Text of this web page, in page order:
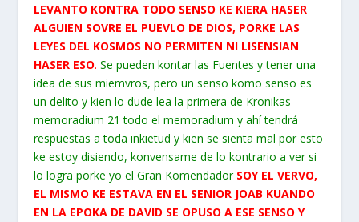
LEVANTO KONTRA TODO SENSO KE KIERA HASER
ALGUIEN SOVRE EL PUEVLO DE DIOS, PORKE LAS
LEYES DEL KOSMOS NO PERMITEN NI LISENSIAN
HASER ESO. Se pueden kontar las Fuentes y tener una
idea de sus miemvros, pero un senso komo senso es
un delito y kien lo dude lea la primera de Kronikas
memoradium 21 todo el memoradium y ahí tendrá
respuestas a toda inkietud y kien se sienta mal por esto
ke estoy disiendo, konvensame de lo kontrario a ver si
lo logra porke yo el Gran Komendador SOY EL VERVO,
EL MISMO KE ESTAVA EN EL SENIOR JOAB KUANDO
EN LA EPOKA DE DAVID SE OPUSO A ESE SENSO Y